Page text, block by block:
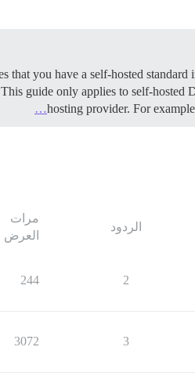
This guide only applies to self-hosted
hosting provider. For
الردود
مرات
العرض
2
244
3
3072